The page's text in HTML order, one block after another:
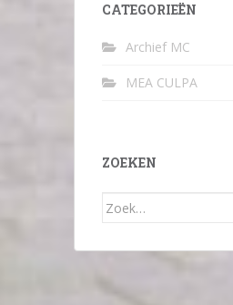
CATEGORIEËN
Archief MC
MEA CULPA
ZOEKEN
Zoek